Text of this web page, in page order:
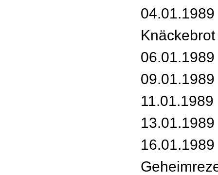
Knäckebrot